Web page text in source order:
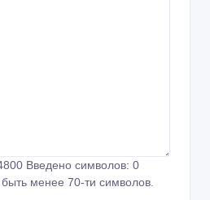
Введено символов: 0
менее 70-ти символов.